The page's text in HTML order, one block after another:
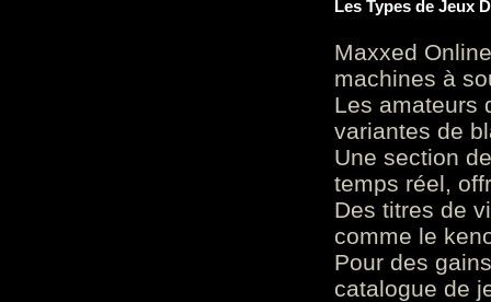
Les Types de Jeux
Maxxed
machines à
Les amateurs
variantes de
Une section
temps réel,
Des titres de
comme le
Pour des
catalogue de